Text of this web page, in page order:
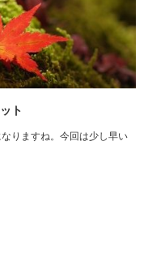
ト
りますね。今回は少し早い